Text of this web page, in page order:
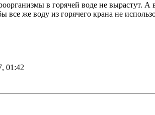
в горячей воде не вырастут. А
все же воду из горячего крана не
01:42